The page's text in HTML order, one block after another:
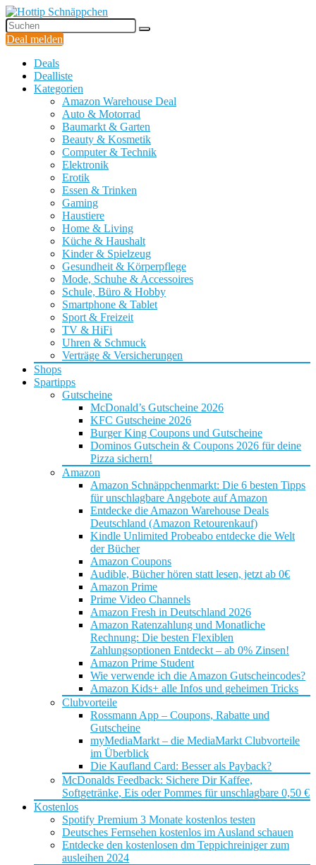
Deal melden
Deals
Dealliste
Kategorien
Amazon Warehouse Deal
Auto & Motorrad
Baumarkt & Garten
Beauty & Kosmetik
Computer & Technik
Elektronik
Erotik
Essen & Trinken
Gaming
Haustiere
Home & Living
Küche & Haushalt
Kinder & Spielzeug
Gesundheit & Körperpflege
Mode, Schuhe & Accessoires
Schule, Büro & Hobby
Smartphone & Tablet
Sport & Freizeit
TV & HiFi
Uhren & Schmuck
Verträge & Versicherungen
Shops
Spartipps
Gutscheine
McDonald’s Gutscheine 2026
KFC Gutscheine 2026
Burger King Coupons und Gutscheine
Dominos Gutschein & Coupons 2026 für deine
Pizza sichern!
Amazon
Amazon Schnäppchenmarkt: Die 6 besten Tipps
für unschlagbare Angebote auf Amazon
Entdecke die Amazon Warehouse Deals
Deutschland (Amazon Retourenkauf)
Kindle Unlimited Probeabo entdecke die Welt
der Bücher
Amazon Coupons
Audible, Bücher hören statt lesen, jetzt ab 0€
Amazon Prime
Prime Video Channels
Amazon Fresh in Deutschland 2026
Amazon Ratenzahlung und Monatliche
Rechnung: Die besten Flexiblen
Zahlungsoptionen Entdeckt – ab 0% Zinsen!
Amazon Prime Student
Wie verwende ich die Amazon Gutscheincodes?
Amazon Kids+ alle Infos und geheimen Tricks
Clubvorteile
Rossmann App – Coupons, Rabatte und
Gutscheine
myMediaMarkt – die MediaMarkt Clubvorteile
im Überblick
Die Kaufland Card: Besser als Payback?
McDonalds Feedback: Sichere Dir Kaffee,
Softgetränke, Eis oder Pommes für unschlagbare 0,50 €
Kostenlos
Spotify Premium 3 Monate kostenlos testen
Deutsches Fernsehen kostenlos im Ausland schauen
Entdecke den kostenlosen dm Teppichreiniger zum
ausleihen 2024